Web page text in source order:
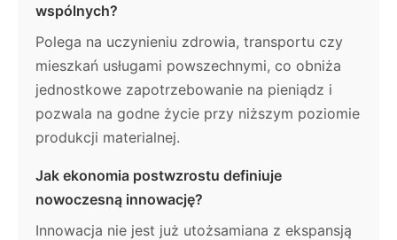
wspólnych?
Polega na uczynieniu zdrowia, transportu czy
mieszkań usługami powszechnymi, co obniża
jednostkowe zapotrzebowanie na pieniądz i
pozwala na godne życie przy niższym poziomie
produkcji materialnej.
Jak ekonomia postwzrostu definiuje
nowoczesną innowację?
Innowacja nie jest już utożsamiana z ekspansją